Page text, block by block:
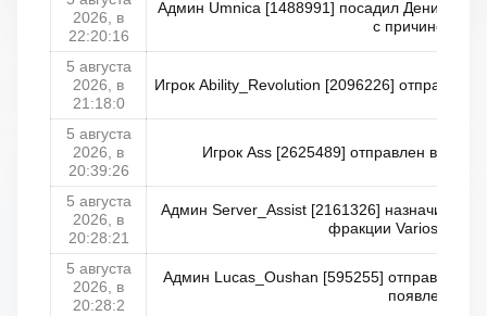
2026, в
22:20:16
Админ Umnica [1488991] посадил
с причиной: ТК
5 августа
2026, в
21:18:0
Игрок Ability_Revolution [2096226] отправлен
5 августа
2026, в
20:39:26
Игрок Ass [2625489] отправлен в
5 августа
2026, в
20:28:21
Админ Server_Assist [2161326] назначил
фракции Varios Los
5 августа
2026, в
20:28:2
Админ Lucas_Oushan [595255] отправил
появления